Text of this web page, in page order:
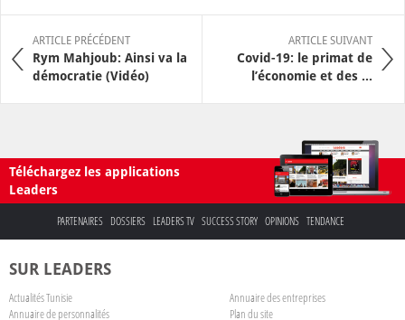
ARTICLE PRÉCÉDENT
Rym Mahjoub: Ainsi va la
démocratie (Vidéo)
ARTICLE SUIVANT
Covid-19: le primat de
l’économie et des ...
Téléchargez les applications
Leaders
PARTENAIRES DOSSIERS LEADERS TV SUCCESS STORY OPINIONS TENDANCE
SUR LEADERS
Actualités Tunisie
Annuaire des entreprises
Annuaire de personnalités
Plan du site